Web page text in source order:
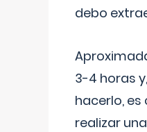
debo
3-4 horas
hacerlo,
realizar